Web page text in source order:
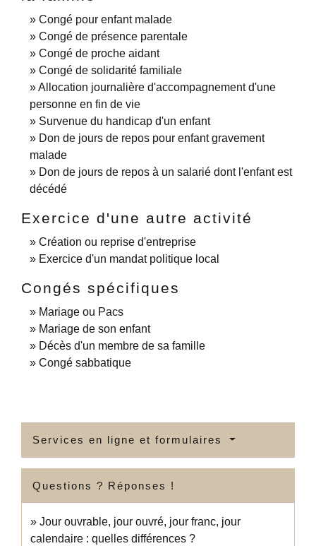
Congé pour enfant malade
Congé de présence parentale
Congé de proche aidant
Congé de solidarité familiale
Allocation journalière d'accompagnement d'une
personne en fin de vie
Survenue du handicap d'un enfant
Don de jours de repos pour enfant gravement
malade
Don de jours de repos à un salarié dont l'enfant est
décédé
Exercice d'une autre activité
Création ou reprise d'entreprise
Exercice d'un mandat politique local
Congés spécifiques
Mariage ou Pacs
Mariage de son enfant
Décès d'un membre de sa famille
Congé sabbatique
Services en ligne et formulaires
Questions ? Réponses !
Jour ouvrable, jour ouvré, jour franc, jour
calendaire : quelles différences ?